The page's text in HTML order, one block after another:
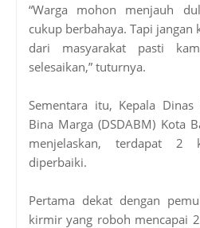
“Warga mohon menjauh
cukup berbahaya. Tapi
dari masyarakat pasti
selesaikan,” tuturnya.
Sementara itu, Kepala
Bina Marga (DSDABM) Kota
menjelaskan, terdapat 2
diperbaiki.
Pertama dekat dengan
kirmir yang roboh mencapai